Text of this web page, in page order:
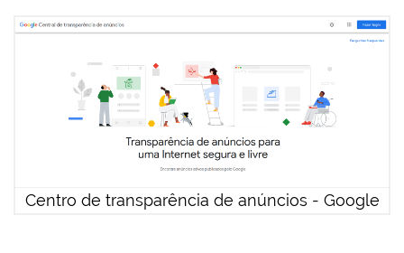
Centro de transparência de anúncios - Google